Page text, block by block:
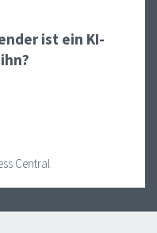
ist ein KI-
Central